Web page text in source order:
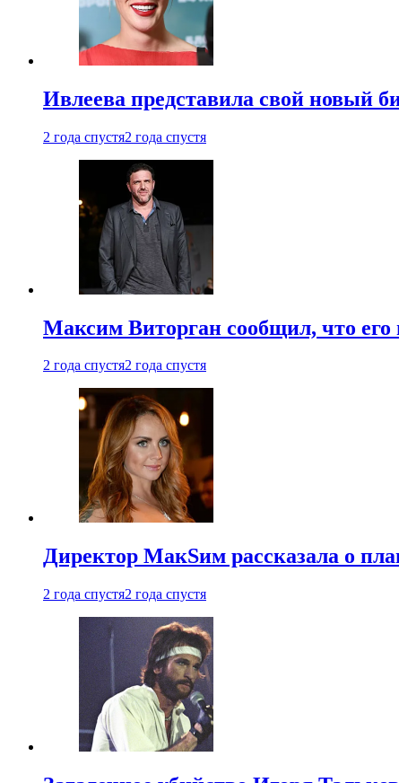
Ивлеева представила свой новый
2 года спустя2 года спустя
Максим Виторган сообщил, что
2 года спустя2 года спустя
Директор МакSим рассказала о
2 года спустя2 года спустя